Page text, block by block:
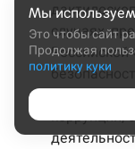
случаях,
коррупции,
Мы используем
Это чтобы сайт
Продолжая
политику куки